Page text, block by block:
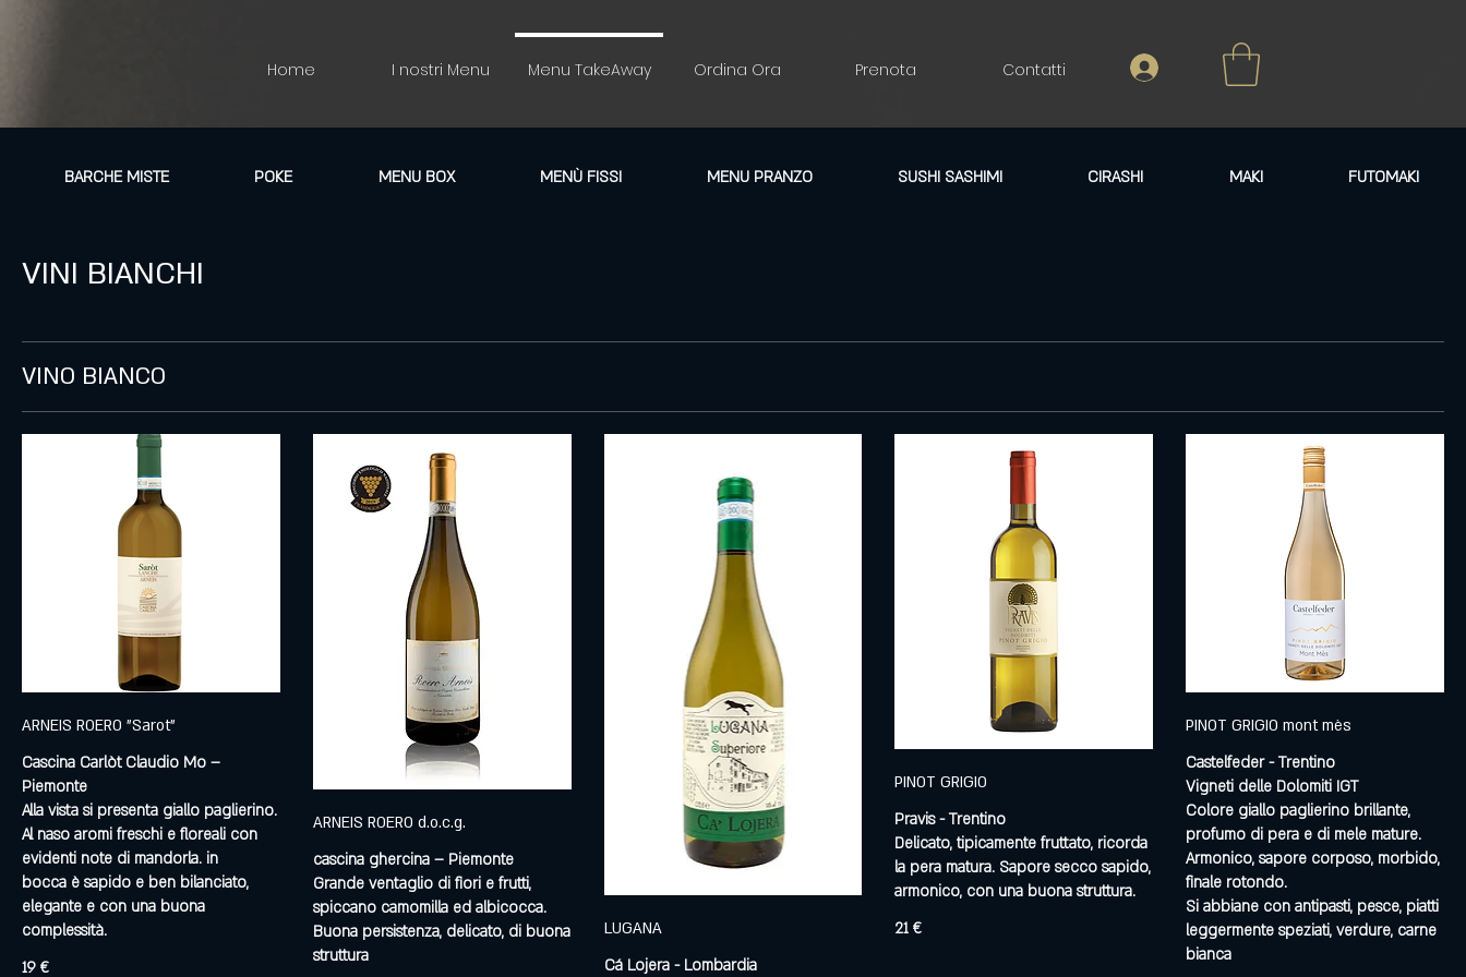
Home I nostri Menu Menu TakeAway Ordina Ora Prenota Contatti
BARCHE MISTE POKE MENU BOX MENÙ FISSI MENU PRANZO SUSHI SASHIMI CIRASHI MAKI FUTOMAKI
VINI BIANCHI
VINO BIANCO
ARNEIS ROERO "Sarot"
Cascina Carlòt Claudio Mo –
Piemonte
Alla vista si presenta giallo paglierino.
Al naso aromi freschi e floreali con
evidenti note di mandorla. in
bocca è sapido e ben bilanciato,
elegante e con una buona
complessità.
19 €
ARNEIS ROERO d.o.c.g.
cascina ghercina – Piemonte
Grande ventaglio di fiori e frutti,
spiccano camomilla ed albicocca.
Buona persistenza, delicato, di buona
struttura
LUGANA
Cá Lojera - Lombardia
PINOT GRIGIO
Pravis - Trentino
Delicato, tipicamente fruttato, ricorda
la pera matura. Sapore secco sapido,
armonico, con una buona struttura.
21 €
PINOT GRIGIO mont mès
Castelfeder - Trentino
Vigneti delle Dolomiti IGT
Colore giallo paglierino brillante,
profumo di pera e di mele mature.
Armonico, sapore corposo, morbido,
finale rotondo.
Si abbiane con antipasti, pesce, piatti
leggermente speziati, verdure, carne
bianca